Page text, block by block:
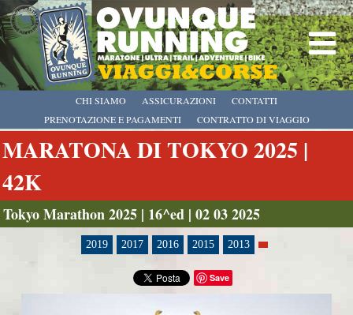
CHI SIAMO
PRENOTAZIONE E PAGAMENTI
CONTRATTO DI VIAGGIO
ASSICURAZIONI CONTATTI
MARATONA DI TOKYO 2025 |
42K
Tokyo Marathon 2025 | 16^ed | 02 03 2025
2019 2017 2016 2015 2013
Save